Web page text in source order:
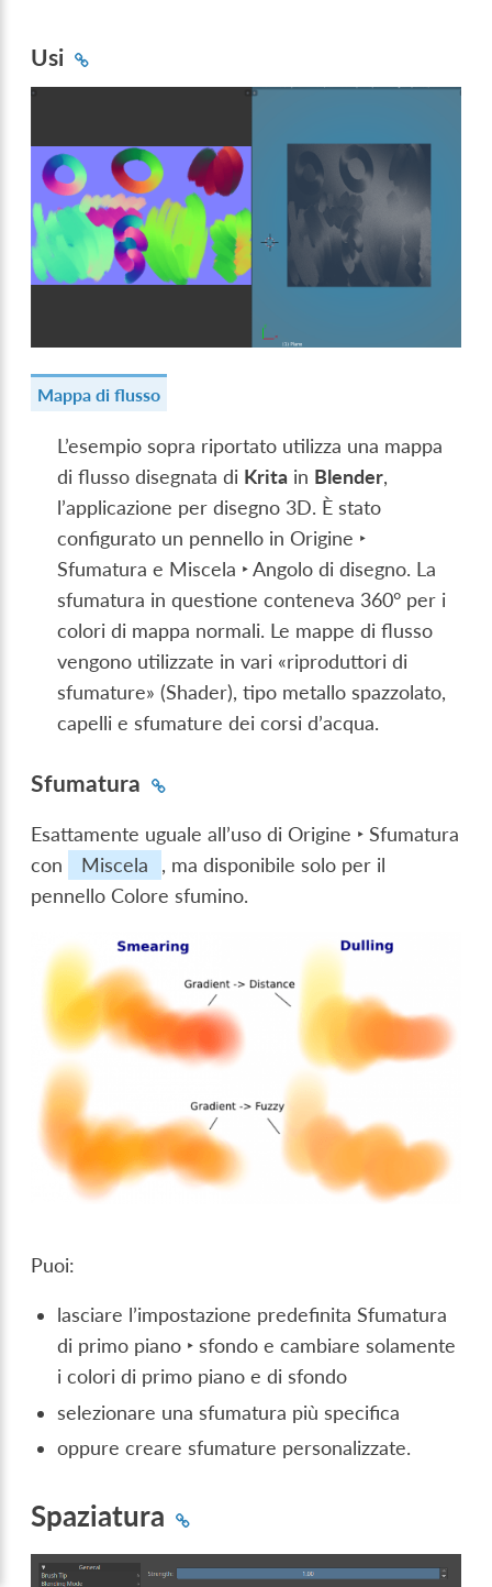
Usi
Mappa di flusso
L’esempio sopra riportato utilizza una mappa
di flusso disegnata di Krita in Blender,
l’applicazione per disegno 3D. È stato
configurato un pennello inOrigine ‣
Sfumatura e Miscela ‣ Angolo di disegno. La
sfumatura in questione conteneva 360° per i
colori di mappa normali. Le mappe di flusso
vengono utilizzate in vari «riproduttori di
sfumature» (Shader), tipo metallo spazzolato,
capelli e sfumature dei corsi d’acqua.
Sfumatura
Esattamente uguale all’uso diOrigine ‣ Sfumatura
con
Miscela
, ma disponibile solo per il
pennello Colore sfumino.
Puoi:
lasciare l’impostazione predefinitaSfumatura
di primo piano ‣ sfondo e cambiare solamente
i colori di primo piano e di sfondo
selezionare una sfumatura più specifica
oppure creare sfumature personalizzate.
Spaziatura